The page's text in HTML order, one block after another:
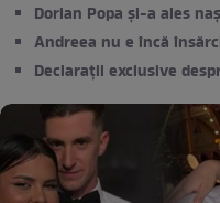
Dorian Popa și-a ales
Andreea nu e încă
Declarații exclusive